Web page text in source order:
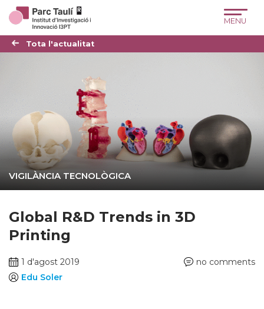
Skip
to
Content
Skip
to
navigation
Site
map
Tota l'actualitat
Global R&D Trends in 3D
Printing
VIGILÀNCIA TECNOLÒGICA
1 d'agost 2019
Edu Soler
no comments